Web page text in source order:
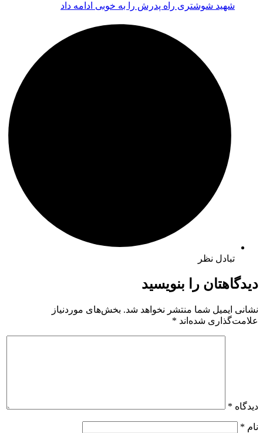
شهید شوشتری راه پدرش را به خوبی ادامه داد
تبادل نظر
دیدگاهتان را بنویسید
نشانی ایمیل شما منتشر نخواهد شد. بخش‌های موردنیاز
علامت‌گذاری شده‌اند *
دیدگاه *
نام *